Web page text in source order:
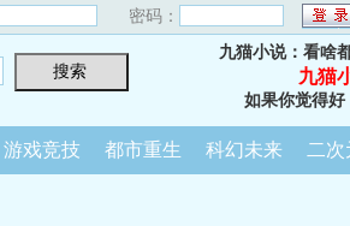
密码：
九猫小说：看啥
九猫
如果你觉得好
游戏竞技 都市重生 科幻未来 二次